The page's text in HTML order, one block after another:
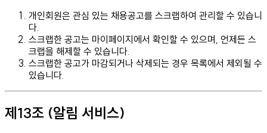
개인회원은 관심 있는 채용공고를 스크랩하여 관리할 수 있습니
다.
스크랩한 공고는 마이페이지에서 확인할 수 있으며, 언제든 스
크랩을 해제할 수 있습니다.
스크랩한 공고가 마감되거나 삭제되는 경우 목록에서 제외될 수
있습니다.
제13조 (알림 서비스)